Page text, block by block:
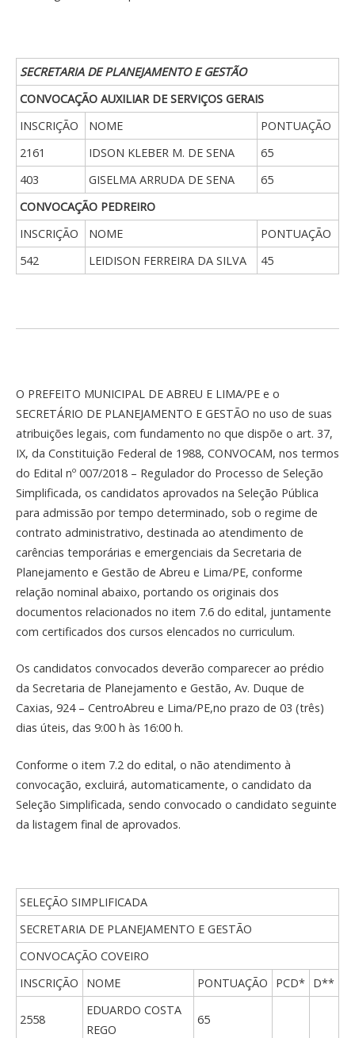
SECRETARIA DE PLANEJAMENTO E GESTÃO
CONVOCAÇÃO AUXILIAR DE SERVIÇOS GERAIS
INSCRIÇÃO
NOME
PONTUAÇÃO
2161
IDSON KLEBER M. DE SENA
65
403
GISELMA ARRUDA DE SENA
65
CONVOCAÇÃO PEDREIRO
INSCRIÇÃO
NOME
PONTUAÇÃO
542
LEIDISON FERREIRA DA SILVA 45
O PREFEITO MUNICIPAL DE ABREU E LIMA/PE e o
SECRETÁRIO DE PLANEJAMENTO E GESTÃO no uso de suas
atribuições legais, com fundamento no que dispõe o art. 37,
IX, da Constituição Federal de 1988, CONVOCAM, nos termos
do Edital nº 007/2018 – Regulador do Processo de Seleção
Simplificada, os candidatos aprovados na Seleção Pública
para admissão por tempo determinado, sob o regime de
contrato administrativo, destinada ao atendimento de
carências temporárias e emergenciais da Secretaria de
Planejamento e Gestão de Abreu e Lima/PE, conforme
relação nominal abaixo, portando os originais dos
documentos relacionados no item 7.6 do edital, juntamente
com certificados dos cursos elencados no curriculum.
Os candidatos convocados deverão comparecer ao prédio
da Secretaria de Planejamento e Gestão, Av. Duque de
Caxias, 924 – CentroAbreu e Lima/PE,no prazo de 03 (três)
dias úteis, das 9:00 h às 16:00 h.
Conforme o item 7.2 do edital, o não atendimento à
convocação, excluirá, automaticamente, o candidato da
Seleção Simplificada, sendo convocado o candidato seguinte
da listagem final de aprovados.
SELEÇÃO SIMPLIFICADA
SECRETARIA DE PLANEJAMENTO E GESTÃO
CONVOCAÇÃO COVEIRO
INSCRIÇÃO
NOME PONTUAÇÃO PCD* D**
2558
EDUARDO COSTA
REGO
65